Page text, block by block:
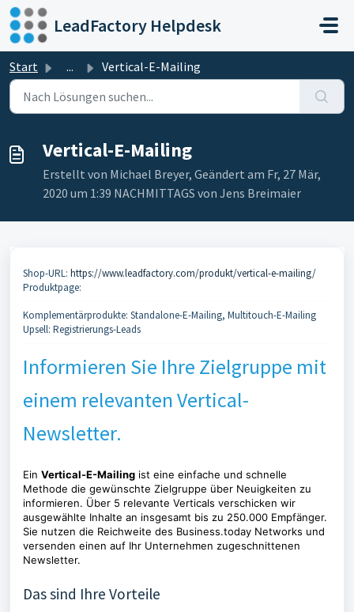
Zum hauptsächlichen Inhalt gehen
LeadFactory Helpdesk
Start ... Vertical-E-Mailing
Vertical-E-Mailing
Erstellt von Michael Breyer, Geändert am Fr, 27 Mär,
2020 um 1:39 NACHMITTAGS von Jens Breimaier
Shop-URL: https://www.leadfactory.com/produkt/vertical-e-mailing/
Produktpage:
Komplementärprodukte: Standalone-E-Mailing, Multitouch-E-Mailing
Upsell: Registrierungs-Leads
Informieren Sie Ihre Zielgruppe mit
einem relevanten Vertical-
Newsletter.
Ein Vertical-E-Mailing ist eine einfache und schnelle
Methode die gewünschte Zielgruppe über Neuigkeiten zu
informieren. Über 5 relevante Verticals verschicken wir
ausgewählte Inhalte an insgesamt bis zu 250.000 Empfänger.
Sie nutzen die Reichweite des Business.today Networks und
versenden einen auf Ihr Unternehmen zugeschnittenen
Newsletter.
Das sind Ihre Vorteile